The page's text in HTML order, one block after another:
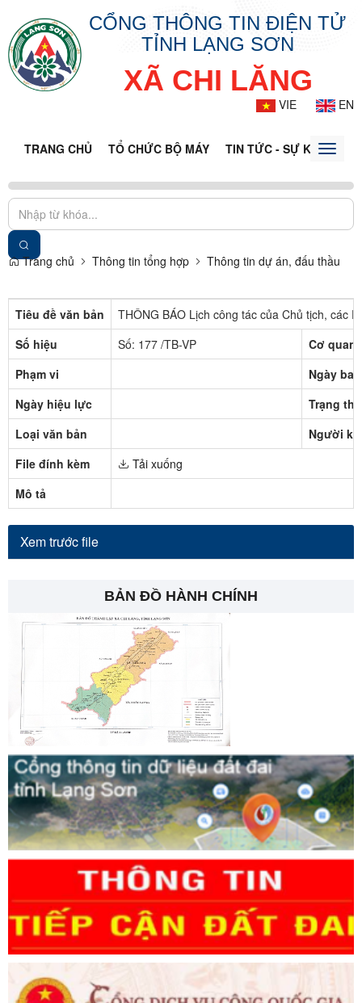
CỔNG THÔNG TIN ĐIỆN TỬ
TỈNH LẠNG SƠN
XÃ CHI LĂNG
VIE EN
TRANG CHỦ TỔ CHỨC BỘ MÁY TIN TỨC - SỰ KIỆNToggle
Trang chủ Thông tin tổng hợp Thông tin dự án, đấu thầu
Tiêu đề văn bản
THÔNG BÁO Lịch công tác của Chủ tịch, các
Số hiệu
Số: 177 /TB-VP
Cơ quan
Phạm vi
Ngày
Ngày hiệu lực
Trạng
Loại văn bản
Người ký
File đính kèm
Tải xuống
Mô tả
Xem trước file
BẢN ĐỒ HÀNH CHÍNH